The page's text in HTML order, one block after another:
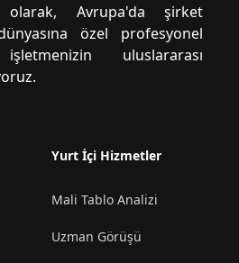
olarak, Avrupa'da şirket
özel profesyonel
uluslararası
Yurt İçi Hizmetler
Mali Tablo Analizi
Uzman Görüşü